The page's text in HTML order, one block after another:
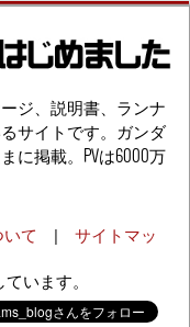
ジ、説明書、ランナ
サイトです。ガンダ
に掲載。PVは6000万
て | サイトマッ
います。